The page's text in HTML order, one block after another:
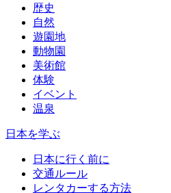
歴史
自然
遊園地
動物園
美術館
体験
イベント
温泉
日本を学ぶ
日本に行く前に
交通ルール
レンタカーする方法